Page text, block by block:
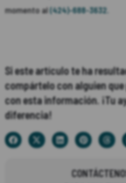
momento al(424)-688-3632.
Si este artículo te ha
compártelo con alguien
con esta información. ¡Tu
diferencia!